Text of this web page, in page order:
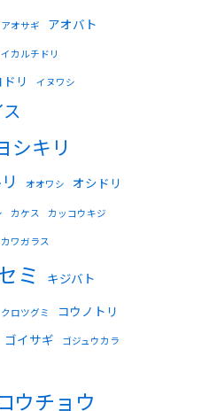
アオサギ アオバト
イカルチドリ
リ イヌワシ
シキリ
オオワシ オシドリ
カケス カッコウキジ
カワガラス
ミ キジバト
クロツグミ コウノトリ
ゴイサギ ゴジュウカラ
ウチョウ